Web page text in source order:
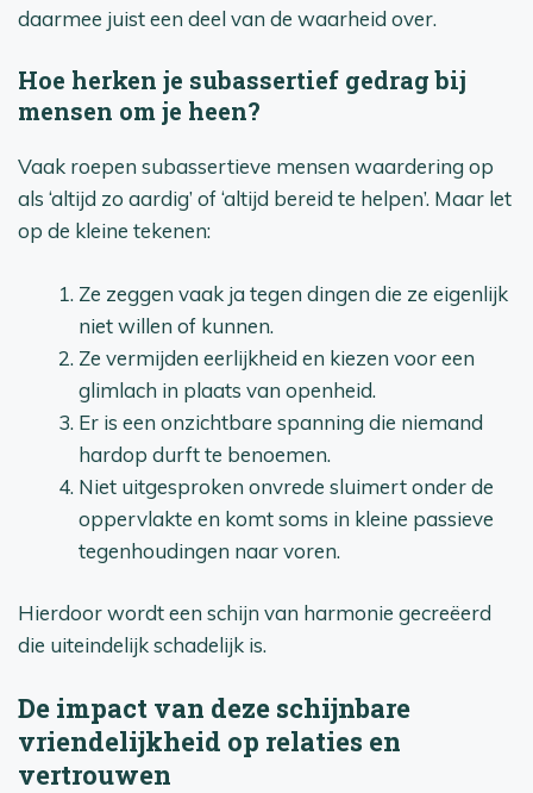
daarmee juist een deel van de waarheid over.
Hoe herken je subassertief gedrag bij
mensen om je heen?
Vaak roepen subassertieve mensen waardering op
als ‘altijd zo aardig’ of ‘altijd bereid te helpen’. Maar let
op de kleine tekenen:
Ze zeggen vaak ja tegen dingen die ze eigenlijk
niet willen of kunnen.
Ze vermijden eerlijkheid en kiezen voor een
glimlach in plaats van openheid.
Er is een onzichtbare spanning die niemand
hardop durft te benoemen.
Niet uitgesproken onvrede sluimert onder de
oppervlakte en komt soms in kleine passieve
tegenhoudingen naar voren.
Hierdoor wordt een schijn van harmonie gecreëerd
die uiteindelijk schadelijk is.
De impact van deze schijnbare
vriendelijkheid op relaties en
vertrouwen